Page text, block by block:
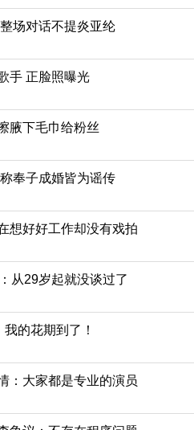
场对话不提炎亚纶
手 正脸照曝光
腋下毛巾给粉丝
奉子成婚皆为谣传
想好好工作却没有戏拍
从29岁起就没谈过了
的花期到了！
：大家都是专业的演员